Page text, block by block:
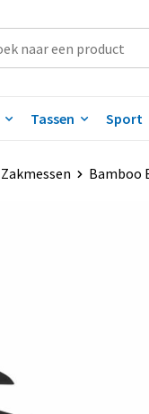
Tassen Sport
Zakmessen Bamboo